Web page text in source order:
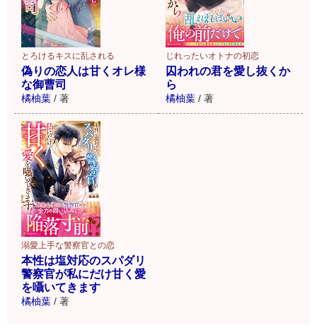
とろけるキスに乱される
偽りの恋人は甘くオレ様
な御曹司
橘柚葉 / 著
じれったいオトナの初恋
囚われの君を愛し抜くか
ら
橘柚葉 / 著
溺愛上手な警察官との恋
本性は塩対応のスパダリ
警察官が私にだけ甘く愛
を囁いてきます
橘柚葉 / 著